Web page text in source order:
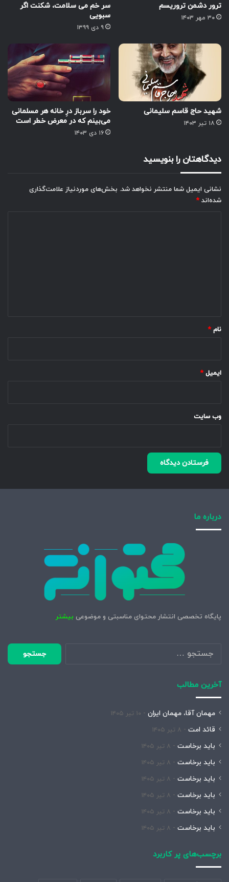
ترور دشمن تروریسم
۳۰ مهر ۱۴۰۳
سر خم می سلامت، شکنت اگر
سبویی
۹ دی ۱۳۹۹
شهید حاج قاسم سلیمانی
۱۸ تیر ۱۴۰۳
خود را سرباز درِ خانه هر مسلمانی
می‌بینم که در معرض خطر است
۱۶ دی ۱۴۰۳
دیدگاهتان را بنویسید
نشانی ایمیل شما منتشر نخواهد شد. بخش‌های موردنیاز علامت‌گذاری
شده‌اند *
نام *
ایمیل *
وب‌ سایت
درباره ما
پایگاه تخصصی انتشار محتوای مناسبتی و موضوعی بیشتر
جستجو
برای:
آخرین مطالب
مهمان آقا، مهمان ایران ۱۰ تیر ۱۴۰۵
قائد امت ۸ تیر ۱۴۰۵
باید برخاست ۸ تیر ۱۴۰۵
باید برخاست ۸ تیر ۱۴۰۵
باید برخاست ۸ تیر ۱۴۰۵
باید برخاست ۸ تیر ۱۴۰۵
باید برخاست ۸ تیر ۱۴۰۵
باید برخاست ۸ تیر ۱۴۰۵
برچسب‌های پر کاربرد